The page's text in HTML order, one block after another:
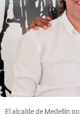
El alcalde de Medellín